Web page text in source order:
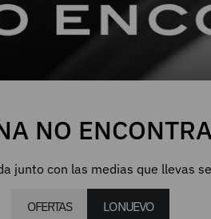
NO
junto con las medias que llevas
OFERTAS LO NUEVO